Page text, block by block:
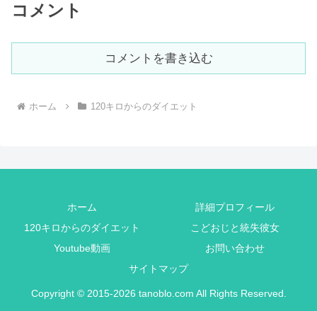
コメント
コメントを書き込む
ホーム 120キロからのダイエット
ホーム
詳細プロフィール
120キロからのダイエット
こどおじと統失彼女
Youtube動画
お問い合わせ
サイトマップ
Copyright © 2015-2026 tanoblo.com All Rights Reserved.